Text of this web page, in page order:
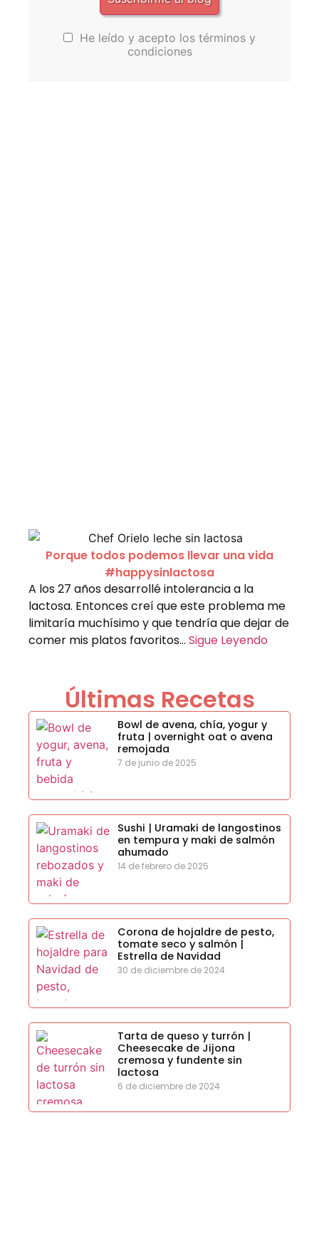
He leído y acepto los términos y
condiciones
Porque todos podemos llevar una vida
#happysinlactosa
A los 27 años desarrollé intolerancia a la
lactosa. Entonces creí que este problema me
limitaría muchísimo y que tendría que dejar de
comer mis platos favoritos… Sigue Leyendo
Últimas Recetas
Bowl de avena, chía, yogur y
fruta | overnight oat o avena
remojada
7 de junio de 2025
Sushi | Uramaki de langostinos
en tempura y maki de salmón
ahumado
14 de febrero de 2025
Corona de hojaldre de pesto,
tomate seco y salmón |
Estrella de Navidad
30 de diciembre de 2024
Tarta de queso y turrón |
Cheesecake de Jijona
cremosa y fundente sin
lactosa
6 de diciembre de 2024